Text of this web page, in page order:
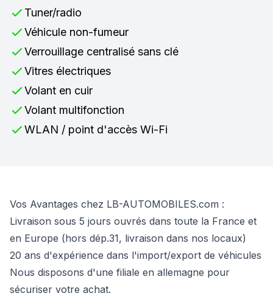
Tuner/radio
Véhicule non-fumeur
Verrouillage centralisé sans clé
Vitres électriques
Volant en cuir
Volant multifonction
WLAN / point d'accès Wi-Fi
Vos Avantages chez LB-AUTOMOBILES.com :
Livraison sous 5 jours ouvrés dans toute la France et
en Europe (hors dép.31, livraison dans nos locaux)
20 ans d'expérience dans l'import/export de véhicules
Nous disposons d'une filiale en allemagne pour
sécuriser votre achat.